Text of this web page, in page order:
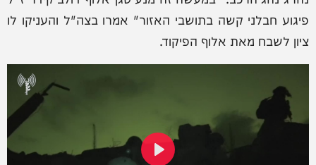
פיגוע חבלני קשה בתושבי האזור" אמרו בצה"ל והעניקו לו
ציון לשבח מאת אלוף הפיקוד.